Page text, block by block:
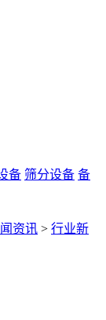
备 筛分设备 备
资讯 > 行业新